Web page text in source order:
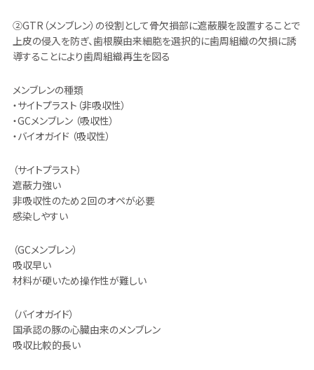
②GTR（メンブレン）の役割として骨欠損部に遮蔽膜を設置することで
上皮の侵入を防ぎ、歯根膜由来細胞を選択的に歯周組織の欠損に誘
導することにより歯周組織再生を図る
メンブレンの種類
・サイトプラスト（非吸収性）
・GCメンブレン （吸収性）
・バイオガイド （吸収性）
（サイトプラスト）
遮蔽力強い
非吸収性のため２回のオペが必要
感染しやすい
（GCメンブレン）
吸収早い
材料が硬いため操作性が難しい
（バイオガイド）
国承認の豚の心臓由来のメンブレン
吸収比較的長い